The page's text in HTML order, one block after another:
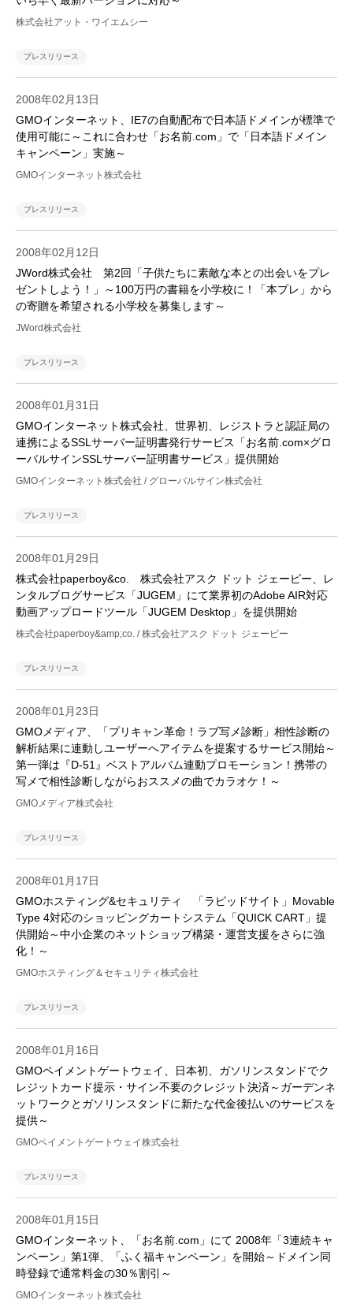
株式会社アット・ワイエムシー
プレスリリース
2008年02月13日
GMOインターネット、IE7の自動配布で日本語ドメインが標準で
使用可能に～これに合わせ「お名前.com」で「日本語ドメイン
キャンペーン」実施～
GMOインターネット株式会社
プレスリリース
2008年02月12日
JWord株式会社 第2回「子供たちに素敵な本との出会いをプレ
ゼントしよう！」～100万円の書籍を小学校に！「本プレ」から
の寄贈を希望される小学校を募集します～
JWord株式会社
プレスリリース
2008年01月31日
GMOインターネット株式会社、世界初、レジストラと認証局の
連携によるSSLサーバー証明書発行サービス「お名前.com×グロ
ーバルサインSSLサーバー証明書サービス」提供開始
GMOインターネット株式会社 / グローバルサイン株式会社
プレスリリース
2008年01月29日
株式会社paperboy&co. 株式会社アスク ドット ジェーピー、レ
ンタルブログサービス「JUGEM」にて業界初のAdobe AIR対応
動画アップロードツール「JUGEM Desktop」を提供開始
株式会社paperboy&amp;co. / 株式会社アスク ドット ジェーピー
プレスリリース
2008年01月23日
GMOメディア、「プリキャン革命！ラブ写メ診断」相性診断の
解析結果に連動しユーザーへアイテムを提案するサービス開始～
第一弾は『D-51』ベストアルバム連動プロモーション！携帯の
写メで相性診断しながらおススメの曲でカラオケ！～
GMOメディア株式会社
プレスリリース
2008年01月17日
GMOホスティング&セキュリティ 「ラピッドサイト」Movable
Type 4対応のショッピングカートシステム「QUICK CART」提
供開始～中小企業のネットショップ構築・運営支援をさらに強
化！～
GMOホスティング＆セキュリティ株式会社
プレスリリース
2008年01月16日
GMOペイメントゲートウェイ、日本初、ガソリンスタンドでク
レジットカード提示・サイン不要のクレジット決済～ガーデンネ
ットワークとガソリンスタンドに新たな代金後払いのサービスを
提供～
GMOペイメントゲートウェイ株式会社
プレスリリース
2008年01月15日
GMOインターネット、「お名前.com」にて 2008年「3連続キャ
ンペーン」第1弾、「ふく福キャンペーン」を開始～ドメイン同
時登録で通常料金の30％割引～
GMOインターネット株式会社